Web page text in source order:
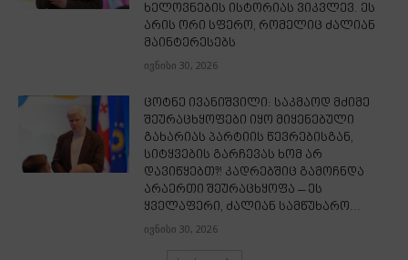
ხელოვნების ისტორიას ვიკვლევ. ეს
არის ორი სფერო, რომელიც ძალიან
მაინტერესებს
ივნისი 30, 2026
ცოტნე ივანიშვილი: საკმაოდ მძიმე
შეურაცხყოფები იყო მიყენებული
გახარიას პარტიის წევრებისგან,
სიტყვების გარჩევას ხომ არ
დავიწყებთ?! კადრებშიც გამოჩნდა
არაერთი შეურაცხყოფა – ეს
ყველაფერი, ძალიან სამწუხარო...
ივნისი 30, 2026